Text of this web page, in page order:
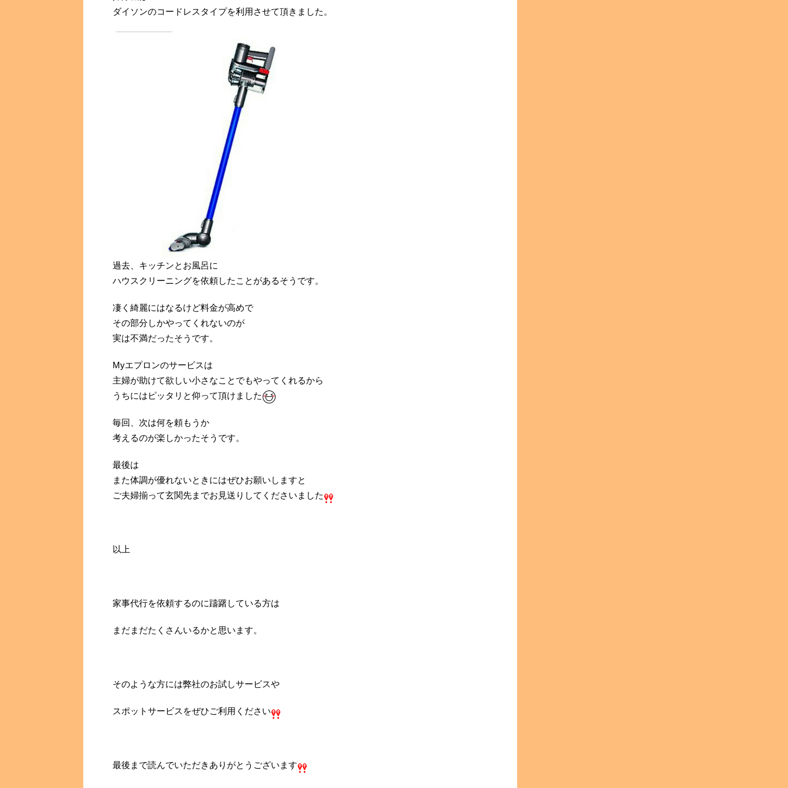
ダイソンのコードレスタイプを利用させて頂きました。
過去、キッチンとお風呂に
ハウスクリーニングを依頼したことがあるそうです。
凄く綺麗にはなるけど料金が高めで
その部分しかやってくれないのが
実は不満だったそうです。
Myエプロンのサービスは
主婦が助けて欲しい小さなことでもやってくれるから
うちにはピッタリと仰って頂けました
毎回、次は何を頼もうか
考えるのが楽しかったそうです。
最後は
また体調が優れないときにはぜひお願いしますと
ご夫婦揃って玄関先までお見送りしてくださいました
以上
家事代行を依頼するのに躊躇している方は
まだまだたくさんいるかと思います。
そのような方には弊社のお試しサービスや
スポットサービスをぜひご利用ください
最後まで読んでいただきありがとうございます